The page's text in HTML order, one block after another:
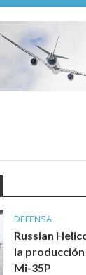
DEFENSA
Russian
la
Mi-35P